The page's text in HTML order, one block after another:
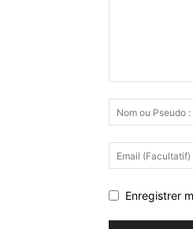
Enregistrer